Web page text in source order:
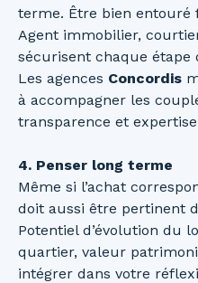
terme. Être bien
Agent immobilier,
sécurisent chaque étape
Les agences Concordis
à accompagner les
transparence et
4. Penser long terme
Même si l’achat
doit aussi être pertinent
Potentiel d’évolution du
quartier, valeur
intégrer dans votre